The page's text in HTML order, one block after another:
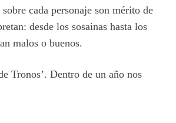
cada personaje son mérito de
desde los sosainas hasta los
malos o buenos.
Tronos’. Dentro de un año nos